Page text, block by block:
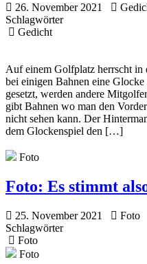
26. November 2021
Schlagwörter
Gedicht
Auf einem Golfplatz herrscht
bei einigen Bahnen eine
gesetzt, werden andere
gibt Bahnen wo man den
nicht sehen kann. Der
dem Glockenspiel den […]
Foto
Foto: Es stimmt
25. November 2021 Foto
Schlagwörter
Foto
Foto